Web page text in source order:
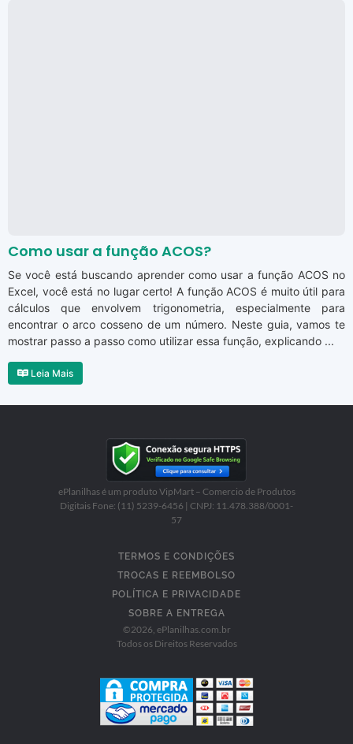
Como usar a função ACOS?
Se você está buscando aprender como usar a função ACOS no
Excel, você está no lugar certo! A função ACOS é muito útil para
cálculos que envolvem trigonometria, especialmente para
encontrar o arco cosseno de um número. Neste guia, vamos te
mostrar passo a passo como utilizar essa função, explicando ...
Leia Mais
ePlanilhas é um produto VipMart – Comercio de Produtos
Digitais Fone: (11) 5239-6456 | CNPJ: 11.478.388/0001-
57
TERMOS E CONDIÇÕES
TROCAS E REEMBOLSO
POLÍTICA E PRIVACIDADE
SOBRE A ENTREGA
©2026 , ePlanilhas.com.br
Todos os Direitos Reservados